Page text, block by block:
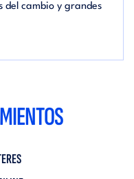
del cambio y grandes